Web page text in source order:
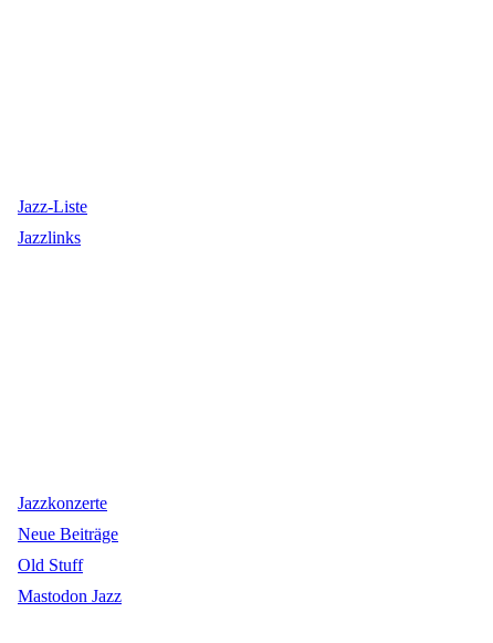
Jazz-Liste
Jazzlinks
Jazzkonzerte
Neue Beiträge
Old Stuff
Mastodon Jazz